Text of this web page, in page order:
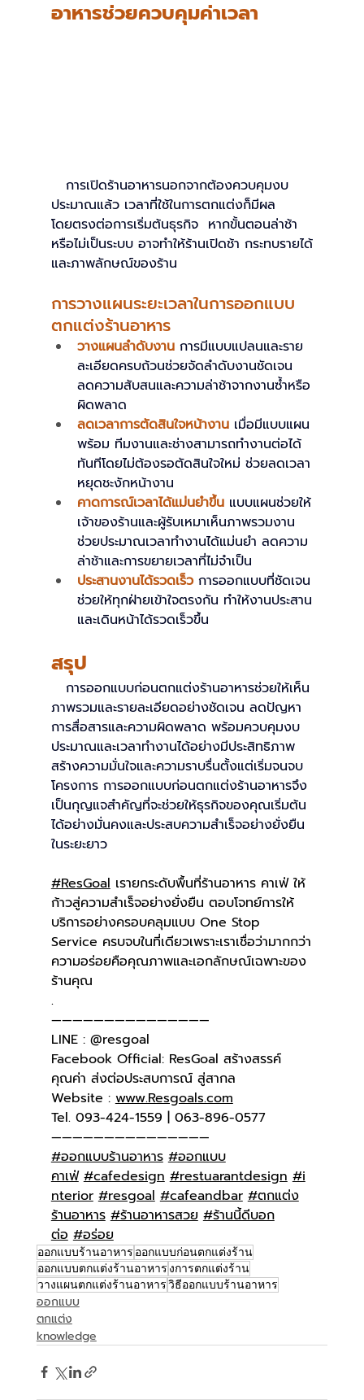
อาหารช่วยควบคุมค่าเวลา
การเปิดร้านอาหารนอกจากต้องควบคุมงบ
ประมาณแล้ว เวลาที่ใช้ในการตกแต่งก็มีผล
โดยตรงต่อการเริ่มต้นธุรกิจ  หากขั้นตอนล่าช้า
หรือไม่เป็นระบบ อาจทำให้ร้านเปิดช้า กระทบรายได้
และภาพลักษณ์ของร้าน
การวางแผนระยะเวลาในการออกแบบ
ตกแต่งร้านอาหาร
วางแผนลำดับงาน การมีแบบแปลนและราย
ละเอียดครบถ้วนช่วยจัดลำดับงานชัดเจน
ลดความสับสนและความล่าช้าจากงานซ้ำหรือ
ผิดพลาด
ลดเวลาการตัดสินใจหน้างาน เมื่อมีแบบแผน
พร้อม ทีมงานและช่างสามารถทำงานต่อได้
ทันทีโดยไม่ต้องรอตัดสินใจใหม่ ช่วยลดเวลา
หยุดชะงักหน้างาน
คาดการณ์เวลาได้แม่นยำขึ้น แบบแผนช่วยให้
เจ้าของร้านและผู้รับเหมาเห็นภาพรวมงาน
ช่วยประมาณเวลาทำงานได้แม่นยำ ลดความ
ล่าช้าและการขยายเวลาที่ไม่จำเป็น
ประสานงานได้รวดเร็ว การออกแบบที่ชัดเจน
ช่วยให้ทุกฝ่ายเข้าใจตรงกัน ทำให้งานประสาน
และเดินหน้าได้รวดเร็วขึ้น
สรุป
ภาพรวมและรายละเอียดอย่างชัดเจน ลดปัญหา
การสื่อสารและความผิดพลาด พร้อมควบคุมงบ
ประมาณและเวลาทำงานได้อย่างมีประสิทธิภาพ
สร้างความมั่นใจและความราบรื่นตั้งแต่เริ่มจนจบ
โครงการ การออกแบบก่อนตกแต่งร้านอาหารจึง
เป็นกุญแจสำคัญที่จะช่วยให้ธุรกิจของคุณเริ่มต้น
ได้อย่างมั่นคงและประสบความสำเร็จอย่างยั่งยืน
ในระยะยาว
#ResGoal เรายกระดับพื้นที่ร้านอาหาร คาเฟ่ ให้
ก้าวสู่ความสำเร็จอย่างยั่งยืน ตอบโจทย์การให้
บริการอย่างครอบคลุมแบบ One Stop
Service ครบจบในที่เดียวเพราะเราเชื่อว่ามากกว่า
ความอร่อยคือคุณภาพและเอกลักษณ์เฉพาะของ
ร้านคุณ
.
———————————————
LINE : @resgoal
Facebook Official: ResGoal สร้างสรรค์
คุณค่า ส่งต่อประสบการณ์ สู่สากล
Website : www.Resgoals.com
Tel. 093-424-1559 | 063-896-0577
———————————————
#ออกแบบร้านอาหาร #ออกแบบ
คาเฟ่ #cafedesign #restuarantdesign #i
nterior #resgoal #cafeandbar #ตกแต่ง
ร้านอาหาร #ร้านอาหารสวย #ร้านนี้ดีบอก
ต่อ #อร่อย
ออกแบบร้านอาหาร ออกแบบก่อนตกแต่งร้าน
ออกแบบตกแต่งร้านอาหาร งการตกแต่งร้าน
วางแผนตกแต่งร้านอาหารวิธีออกแบบร้านอาหาร
ออกแบบ
ตกแต่ง
knowledge